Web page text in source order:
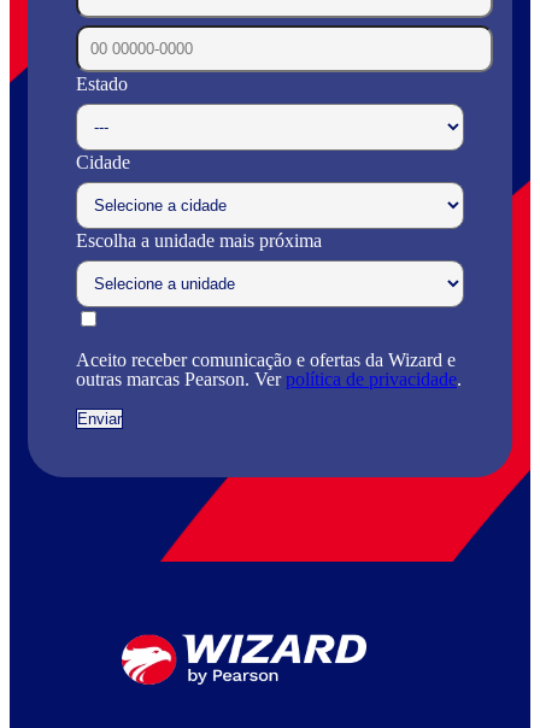
Estado
Cidade
Escolha a unidade mais próxima
Aceito receber comunicação e ofertas da Wizard e
outras marcas Pearson. Verpolítica de privacidade.